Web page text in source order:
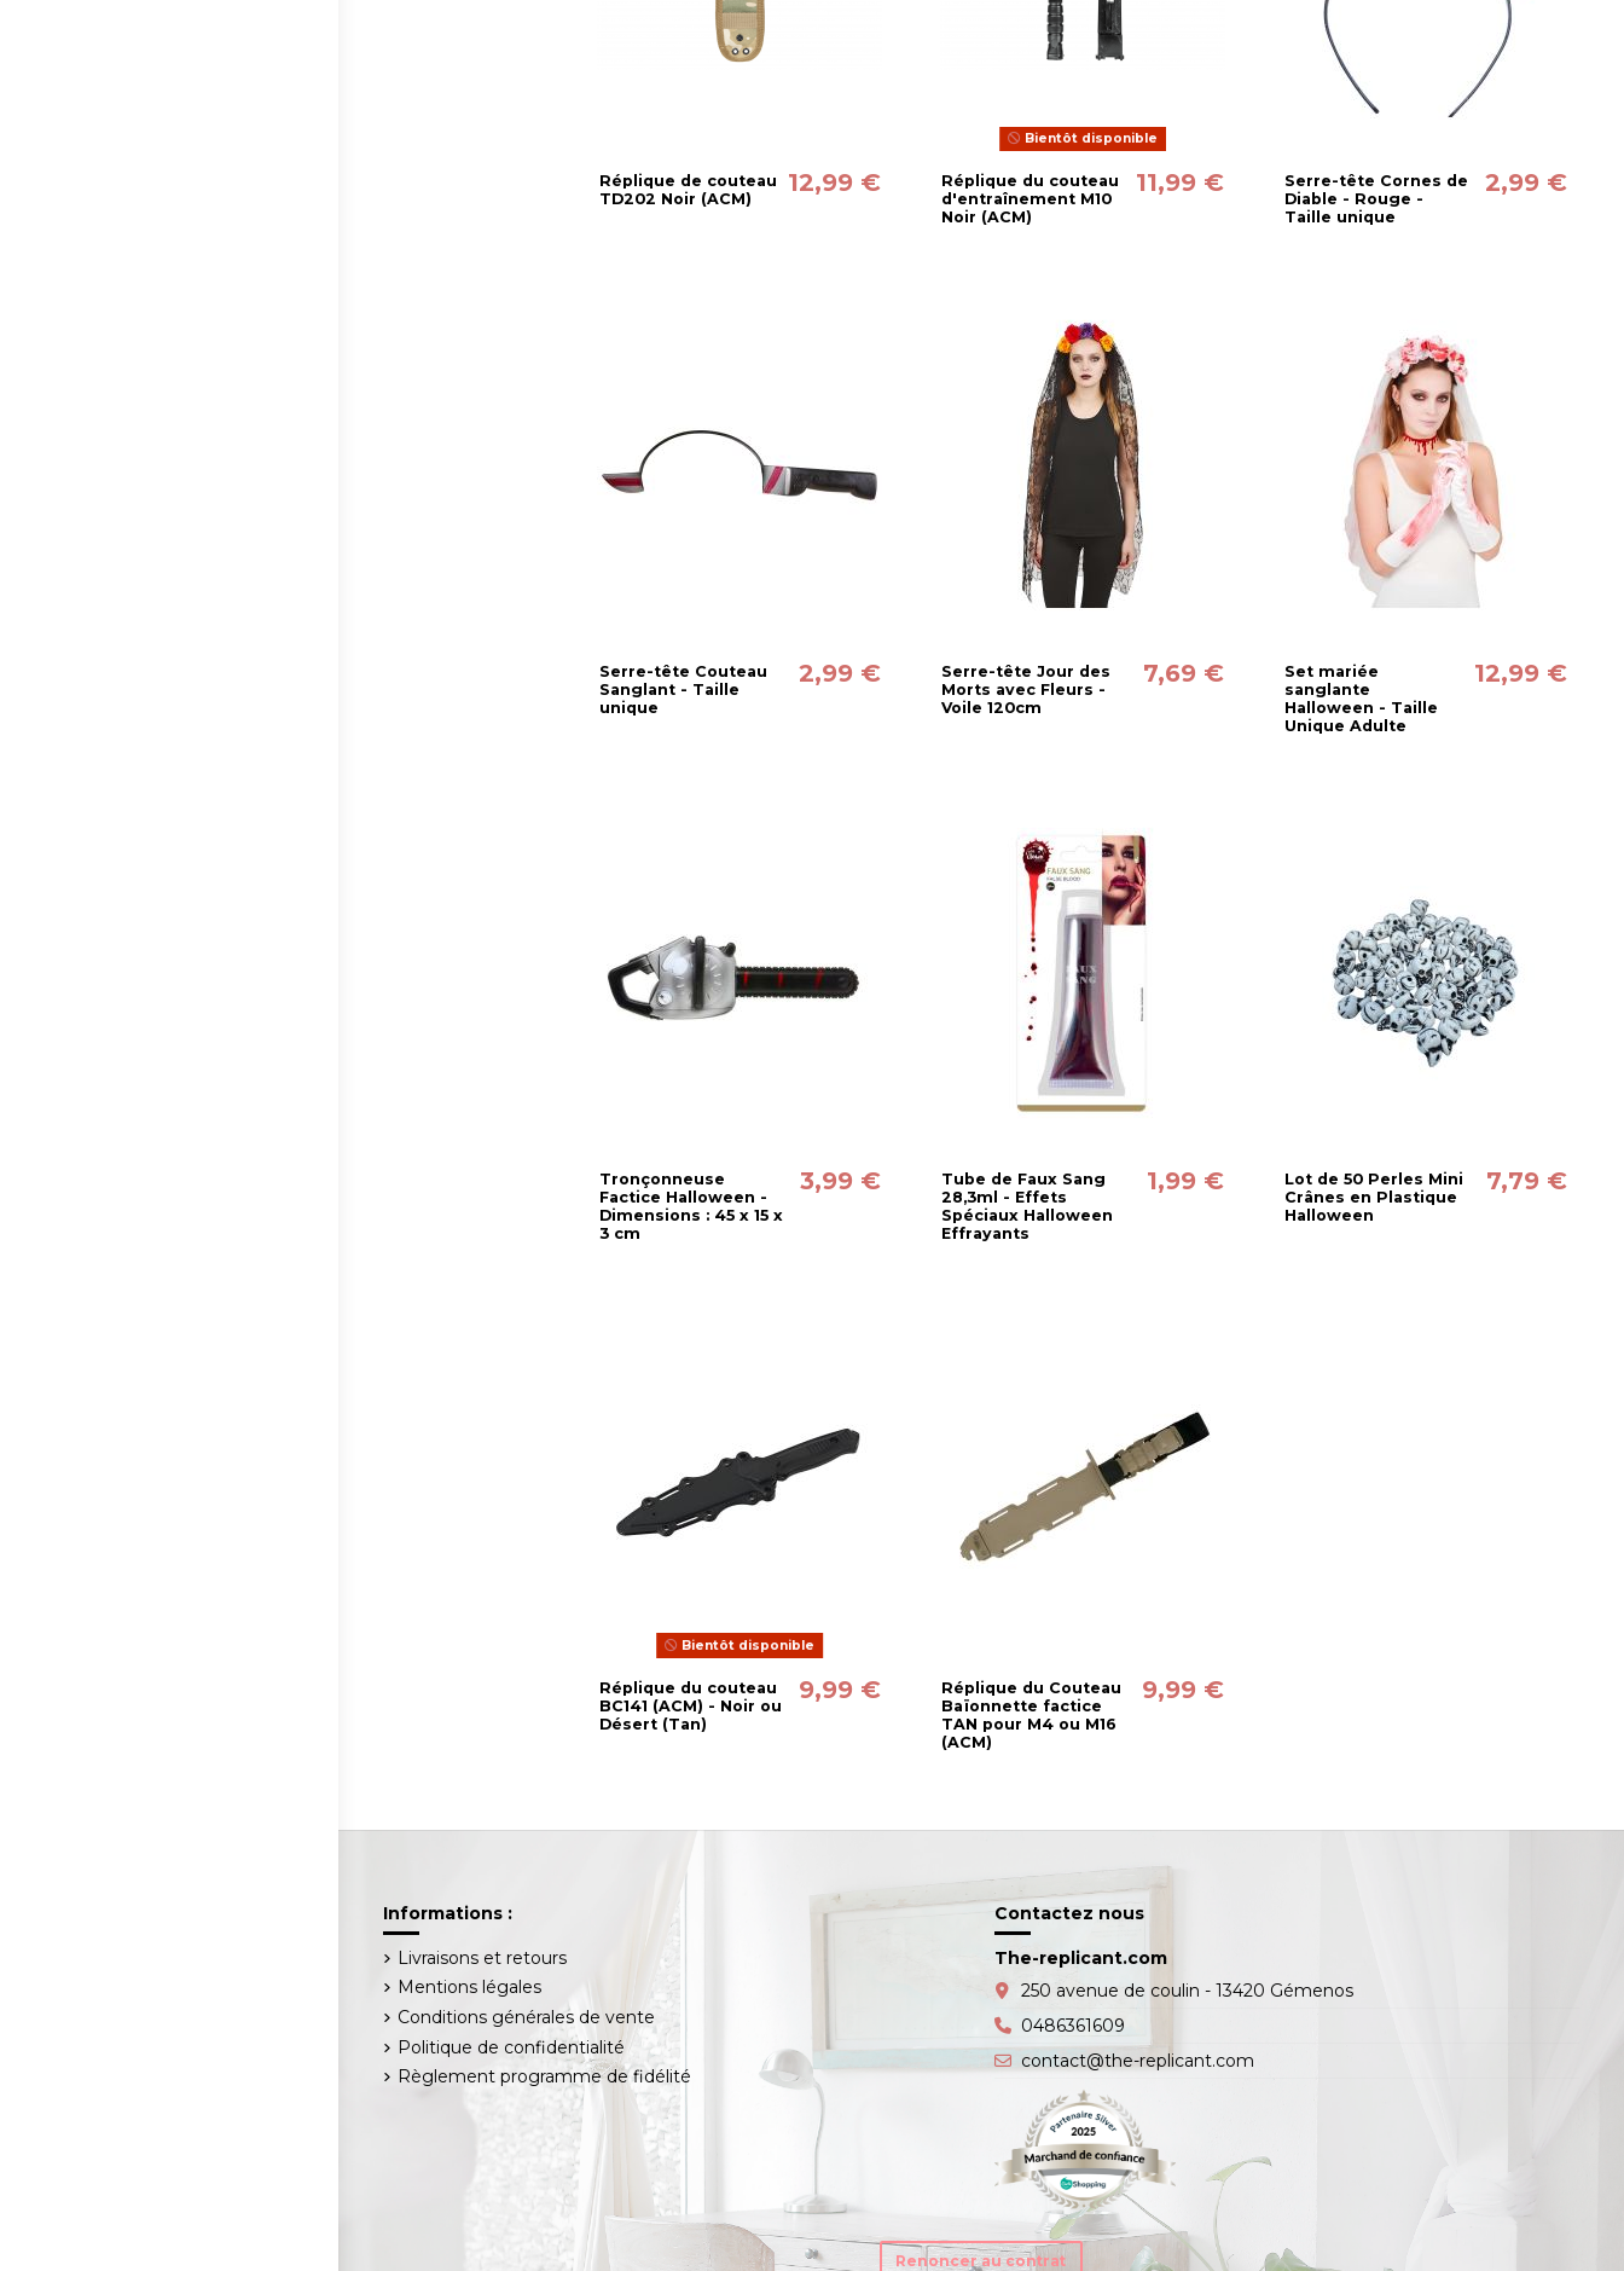
Réplique de couteau
TD202 Noir (ACM)
12,99 €
Bientôt disponible
Réplique du couteau
d'entraînement M10
Noir (ACM)
11,99 €
Serre-tête Cornes de
Diable - Rouge -
Taille unique
2,99 €
Serre-tête Couteau
Sanglant - Taille
unique
2,99 €
Serre-tête Jour des
Morts avec Fleurs -
Voile 120cm
7,69 €
Set mariée
sanglante
Halloween - Taille
Unique Adulte
12,99 €
Tronçonneuse
Factice Halloween -
Dimensions : 45 x 15 x
3 cm
3,99 €
Tube de Faux Sang
28,3ml - Effets
Spéciaux Halloween
Effrayants
1,99 €
Lot de 50 Perles Mini
Crânes en Plastique
Halloween
7,79 €
Bientôt disponible
Réplique du couteau
BC141 (ACM) - Noir ou
Désert (Tan)
9,99 €
Réplique du Couteau
Baïonnette factice
TAN pour M4 ou M16
(ACM)
9,99 €
Informations :
Livraisons et retours
Mentions légales
Conditions générales de vente
Politique de confidentialité
Règlement programme de fidélité
Contactez nous
The-replicant.com
250 avenue de coulin - 13420 Gémenos
0486361609
contact@the-replicant.com
Renoncer au contrat